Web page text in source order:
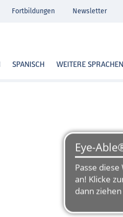
SPANISCH WEITERE SPRACHEN
Fortbildungen Newsletter